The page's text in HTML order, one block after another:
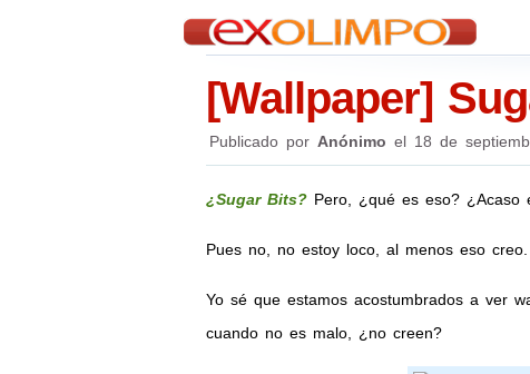
[Wallpaper]
Publicado por Anónimo el 18 de
¿Sugar Bits?Pero, ¿qué es eso? ¿Acaso
Pues no, no estoy loco, al menos eso
Yo sé que estamos acostumbrados a ver
cuando no es malo, ¿no creen?